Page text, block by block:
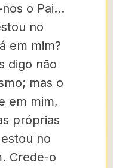
o Pai…
no
em mim?
digo não
mas o
em mim,
próprias
no
Crede-o